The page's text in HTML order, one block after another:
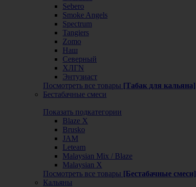
Sebero
Smoke Angels
Spectrum
Tangiers
Zomo
Наш
Северный
ХЛГN
Энтузиаст
Посмотреть все товары [Табак для кальяна]
Бестабачные смеси
Показать подкатегории
Blaze X
Brusko
JAM
Leteam
Malaysian Mix / Blaze
Malaysian X
Посмотреть все товары [Бестабачные смеси]
Кальяны